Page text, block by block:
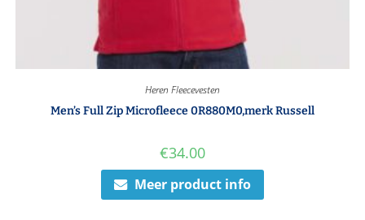
Heren Fleecevesten
Men’s Full Zip Microfleece 0R880M0,merk Russell
€34.00
Meer product info